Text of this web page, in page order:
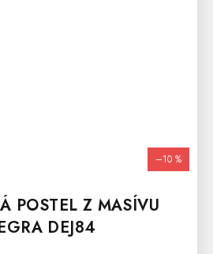
–10 %
POSTEL Z MASÍVU
DEJ84